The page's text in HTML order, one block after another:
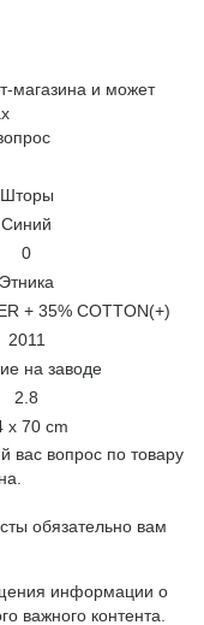
магазина и может
Шторы
Синий
0
Этника
+ 35% COTTON(+)
2011
на заводе
2.8
x 70 cm
вас вопрос по товару
обязательно вам
информации о
важного контента.